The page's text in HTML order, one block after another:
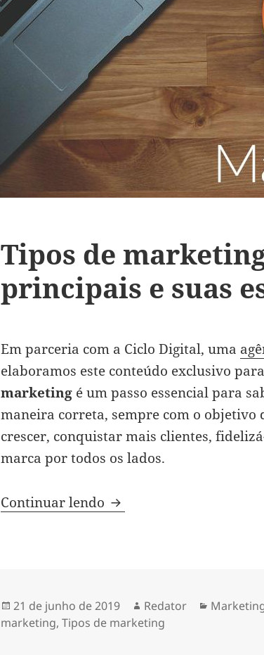
Tipos de
principais e suas
Em parceria com a Ciclo Digital, uma
elaboramos este conteúdo exclusivo
marketing é um passo essencial para
maneira correta, sempre com o objetivo
crescer, conquistar mais clientes,
marca por todos os lados.
Continuar lendo Tipos de marketing –
Publicado
em
21 de junho de 2019 Autor
Redator
marketing,Tipos de marketing